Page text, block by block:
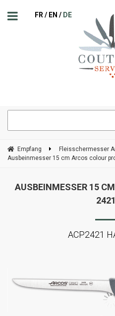
FR EN DE
Empfang
Fleisschermesser
Ausbeinmesser 15 cm Arcos colour
AUSBEINMESSER 15
ACP2421